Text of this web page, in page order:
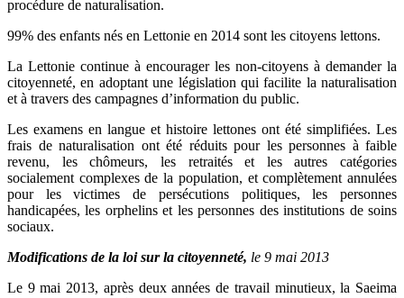
procédure de naturalisation.
99% des enfants nés en Lettonie en 2014 sont les citoyens lettons.
La Lettonie continue à encourager les non-citoyens à demander la
citoyenneté, en adoptant une législation qui facilite la naturalisation
et à travers des campagnes d’information du public.
Les examens en langue et histoire lettones ont été simplifiées. Les
frais de naturalisation ont été réduits pour les personnes à faible
revenu, les chômeurs, les retraités et les autres catégories
socialement complexes de la population, et complètement annulées
pour les victimes de persécutions politiques, les personnes
handicapées, les orphelins et les personnes des institutions de soins
sociaux.
Modifications de la loi sur la citoyenneté, le 9 mai 2013
Le 9 mai 2013, après deux années de travail minutieux, la Saeima